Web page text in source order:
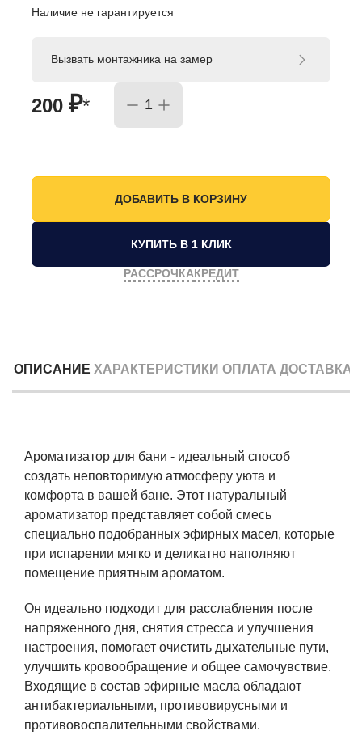
Наличие не гарантируется
200 ₽*
Вызвать монтажника на замер
КУПИТЬ В 1 КЛИК
РАССРОЧКАКРЕДИТ
ОПИСАНИЕ ХАРАКТЕРИСТИКИ ОПЛАТА ДОСТАВКА
Ароматизатор для бани - идеальный способ
создать неповторимую атмосферу уюта и
комфорта в вашей бане. Этот натуральный
ароматизатор представляет собой смесь
специально подобранных эфирных масел, которые
при испарении мягко и деликатно наполняют
помещение приятным ароматом.
Он идеально подходит для расслабления после
напряженного дня, снятия стресса и улучшения
настроения, помогает очистить дыхательные пути,
улучшить кровообращение и общее самочувствие.
Входящие в состав эфирные масла обладают
антибактериальными, противовирусными и
противовоспалительными свойствами.